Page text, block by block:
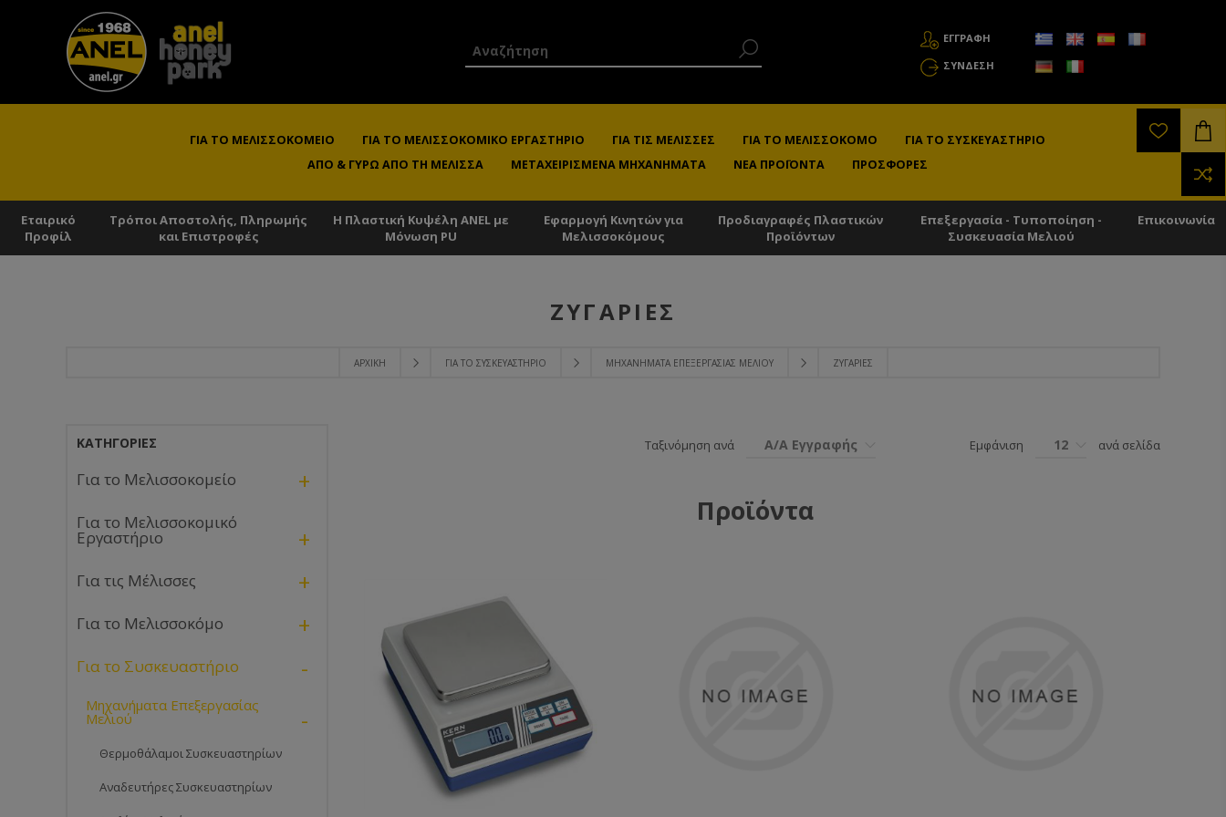
ΕΓΓΡΑΦΗ
ΣΎΝΔΕΣΗ
ΓΙΑ ΤΟ ΜΕΛΙΣΣΟΚΟΜΕΊΟ ΓΙΑ ΤΟ ΜΕΛΙΣΣΟΚΟΜΙΚΌ ΕΡΓΑΣΤΉΡΙΟ ΓΙΑ ΤΙΣ ΜΈΛΙΣΣΕΣ ΓΙΑ ΤΟ ΜΕΛΙΣΣΟΚΌΜΟ
ΓΙΑ ΤΟ ΣΥΣΚΕΥΑΣΤΉΡΙΟ
ΑΠΌ & ΓΎΡΩ ΑΠΌ ΤΗ ΜΈΛΙΣΣΑ
ΜΕΤΑΧΕΙΡΙΣΜΈΝΑ ΜΗΧΑΝΉΜΑΤΑ ΝΈΑ ΠΡΟΪΌΝΤΑ ΠΡΟΣΦΟΡΈΣ
Εταιρικό
Προφίλ
Τρόποι Αποστολής, Πληρωμής
και Επιστροφές
Η Πλαστική Κυψέλη ANEL με
Μόνωση PU
Εφαρμογή Κινητών για
Μελισσοκόμους
Προδιαγραφές Πλαστικών
Προϊόντων
Επεξεργασία - Τυποποίηση -
Συσκευασία Μελιού
Επικοινωνία
ΑΡΧΙΚΉ ΓΙΑ ΤΟ ΣΥΣΚΕΥΑΣΤΉΡΙΟ ΜΗΧΑΝΉΜΑΤΑ ΕΠΕΞΕΡΓΑΣΊΑΣ ΜΕΛΙΟΎ ΖΥΓΑΡΙΈΣ
ΖΥΓΑΡΙΈΣ
Ταξινόμηση ανά Α/Α Εγγραφής Εμφάνιση 12 ανά σελίδα
Προϊόντα
ΚΑΤΗΓΟΡΊΕΣ
Για το Μελισσοκομείο +
Για το Μελισσοκομικό
Εργαστήριο +
Για τις Μέλισσες +
Για το Μελισσοκόμο +
Για το Συσκευαστήριο -
Μηχανήματα Επεξεργασίας
Μελιού -
Θερμοθάλαμοι Συσκευαστηρίων
Αναδευτήρες Συσκευαστηρίων